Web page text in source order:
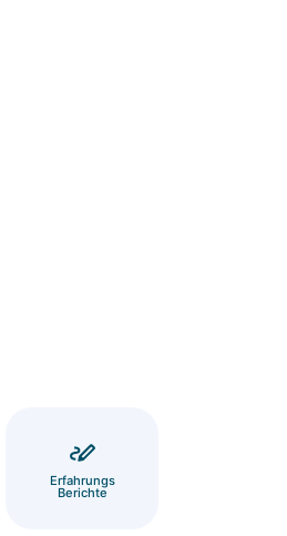
Erfahrungs
Berichte